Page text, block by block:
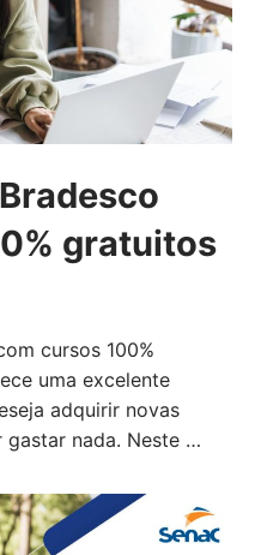
gratuitos
cursos 100%
uma excelente
adquirir novas
gastar nada. Neste …